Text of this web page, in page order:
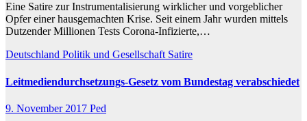
Eine Satire zur Instrumentalisierung wirklicher und vorgeblicher
Opfer einer hausgemachten Krise. Seit einem Jahr wurden mittels
Dutzender Millionen Tests Corona-Infizierte,…
Deutschland Politik und Gesellschaft Satire
Leitmediendurchsetzungs-Gesetz vom Bundestag verabschiedet
9. November 2017 Ped